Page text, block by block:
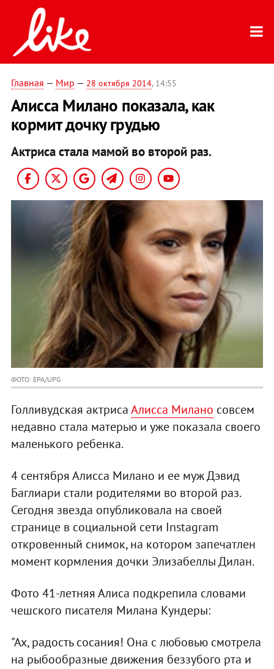
Главная — Мир — 28 октября 2014, 14:55
Алисса Милано показала, как
кормит дочку грудью
Актриса стала мамой во второй раз.
ФОТО: EPA/UPG
Голливудская актрисаАлисса Милано совсем
недавно стала матерью и уже показала своего
маленького ребенка.
4 сентября Алисса Милано и ее муж Дэвид
Баглиари стали родителями во второй раз.
Сегодня звезда опубликовала на своей
странице в социальной сети Instagram
откровенный снимок, на котором запечатлен
момент кормления дочки Элизабеллы Дилан.
Фото 41-летняя Алиса подкрепила словами
чешского писателя Милана Кундеры:
"Ах, радость сосания! Она с любовью смотрела
на рыбообразные движения беззубого рта и